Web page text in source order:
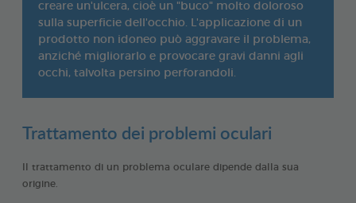
creare un'ulcera, cioè un "buco" molto doloroso
sulla superficie dell'occhio. L'applicazione di un
prodotto non idoneo può aggravare il problema,
anziché migliorarlo e provocare gravi danni agli
occhi, talvolta persino perforandoli.
Trattamento dei problemi oculari
Il trattamento di un problema oculare dipende dalla sua
origine.